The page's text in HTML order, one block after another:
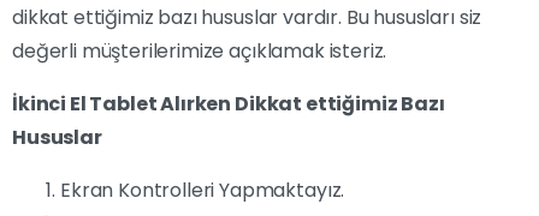
dikkat ettiğimiz bazı hususlar vardır. Bu hususları siz
değerli müşterilerimize açıklamak isteriz.
İkinci El Tablet Alırken Dikkat ettiğimiz Bazı
Hususlar
Ekran Kontrolleri Yapmaktayız.